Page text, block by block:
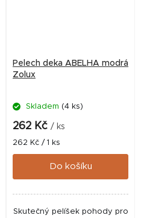
Pelech deka ABELHA modrá
Zolux
Skladem (4 ks)
262 Kč / ks
Měrná
cena:
262 Kč / 1 ks
Do košíku
Skutečný pelíšek pohody pro